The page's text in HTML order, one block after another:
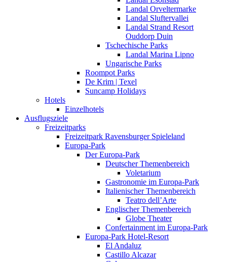
Landal Orveltermarke
Landal Sluftervallei
Landal Strand Resort
Ouddorp Duin
Tschechische Parks
Landal Marina Lipno
Ungarische Parks
Roompot Parks
De Krim | Texel
Suncamp Holidays
Hotels
Einzelhotels
Ausflugsziele
Freizeitparks
Freizeitpark Ravensburger Spieleland
Europa-Park
Der Europa-Park
Deutscher Themenbereich
Voletarium
Gastronomie im Europa-Park
Italienischer Themenbereich
Teatro dell’Arte
Englischer Themenbereich
Globe Theater
Confertainment im Europa-Park
Europa-Park Hotel-Resort
El Andaluz
Castillo Alcazar